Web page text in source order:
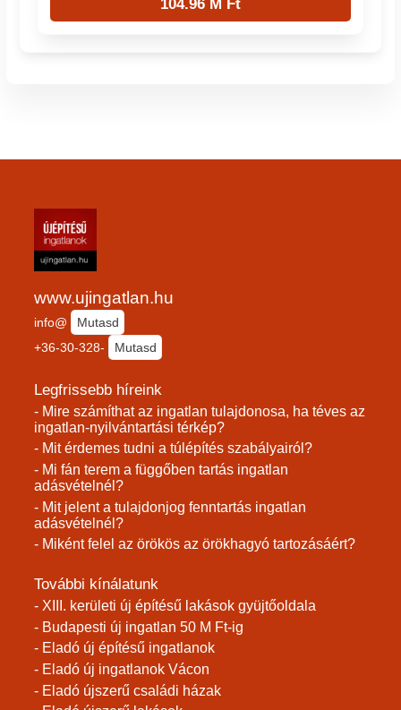
104.96 M Ft
www.ujingatlan.hu
info@
Mutasd
+36-30-328-
Mutasd
Legfrissebb híreink
- Mire számíthat az ingatlan tulajdonosa, ha téves az
ingatlan-nyilvántartási térkép?
- Mit érdemes tudni a túlépítés szabályairól?
- Mi fán terem a függőben tartás ingatlan
adásvételnél?
- Mit jelent a tulajdonjog fenntartás ingatlan
adásvételnél?
- Miként felel az örökös az örökhagyó tartozásáért?
További kínálatunk
- XIII. kerületi új építésű lakások gyüjtőoldala
- Budapesti új ingatlan 50 M Ft-ig
- Eladó új építésű ingatlanok
- Eladó új ingatlanok Vácon
- Eladó újszerű családi házak